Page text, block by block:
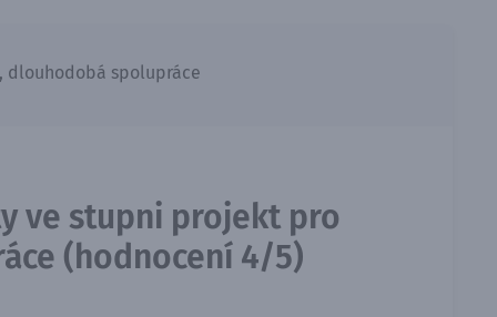
dlouhodobá spolupráce
ve stupni projekt pro
(hodnocení 4/5)